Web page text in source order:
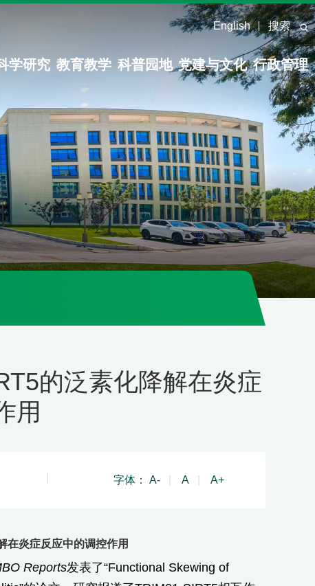
English 搜索
学研究 教育教学 科普园地 党建与文化 行政管理
的泛素化降解在炎症
用
字体： A- A A+
在炎症反应中的调控作用
Reports发表了“Functional Skewing of